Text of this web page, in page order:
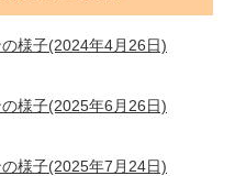
様子(2024年4月26日)
様子(2025年6月26日)
様子(2025年7月24日)